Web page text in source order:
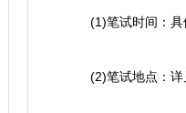
(1)笔试时间：具
(2)笔试地点：详